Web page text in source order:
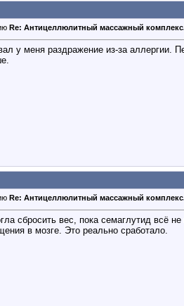
Re: Антицеллюлитный массажный
у меня раздражение из-за аллергии.
Re: Антицеллюлитный массажный
сбросить вес, пока семаглутид всё
в мозге. Это реально сработало.